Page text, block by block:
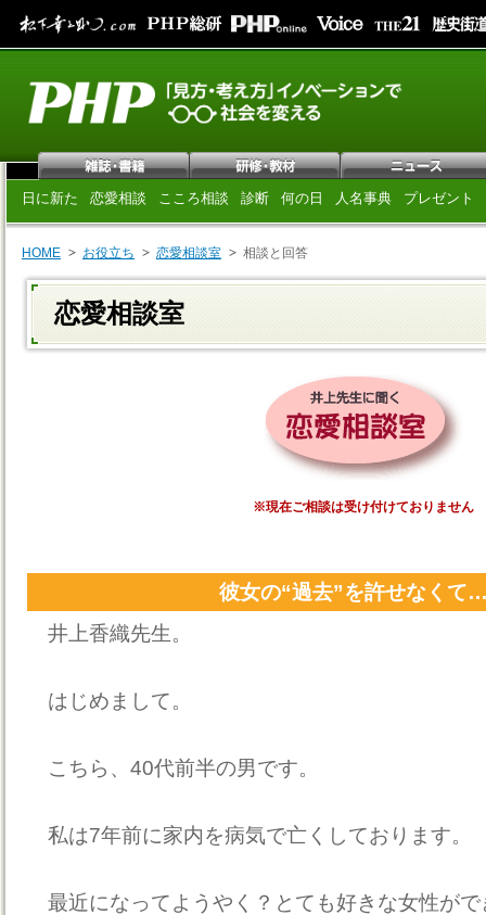
日に新た 恋愛相談 こころ相談 診断 何の日 人名事典 プレゼント
HOME お役立ち 恋愛相談室 相談と回答
恋愛相談室
※現在ご相談は受け付けておりません
彼女の“過去”を許せなく
井上香織先生。
はじめまして。
こちら、40代前半の男です。
私は7年前に家内を病気で亡くしております。
最近になってようやく？とても好きな女性がで